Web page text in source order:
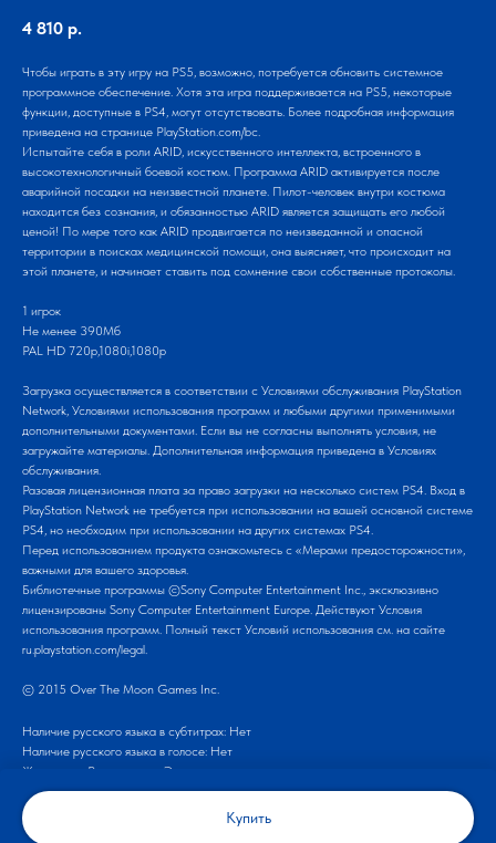
4 810 р.
Купить
Чтобы играть в эту игру на PS5, возможно, потребуется обновить системное
программное обеспечение. Хотя эта игра поддерживается на PS5, некоторые
функции, доступные в PS4, могут отсутствовать. Более подробная информация
приведена на странице PlayStation.com/bc.
Испытайте себя в роли ARID, искусственного интеллекта, встроенного в
высокотехнологичный боевой костюм. Программа ARID активируется после
аварийной посадки на неизвестной планете. Пилот-человек внутри костюма
находится без сознания, и обязанностью ARID является защищать его любой
ценой! По мере того как ARID продвигается по неизведанной и опасной
территории в поисках медицинской помощи, она выясняет, что происходит на
этой планете, и начинает ставить под сомнение свои собственные протоколы.
1 игрок
Не менее 390Мб
PAL HD 720p,1080i,1080p
Загрузка осуществляется в соответствии с Условиями обслуживания PlayStation
Network, Условиями использования программ и любыми другими применимыми
дополнительными документами. Если вы не согласны выполнять условия, не
загружайте материалы. Дополнительная информация приведена в Условиях
обслуживания.
Разовая лицензионная плата за право загрузки на несколько систем PS4. Вход в
PlayStation Network не требуется при использовании на вашей основной системе
PS4, но необходим при использовании на других системах PS4.
Перед использованием продукта ознакомьтесь с «Мерами предосторожности»,
важными для вашего здоровья.
Библиотечные программы ©Sony Computer Entertainment Inc., эксклюзивно
лицензированы Sony Computer Entertainment Europe. Действуют Условия
использования программ. Полный текст Условий использования см. на сайте
ru.playstation.com/legal.
© 2015 Over The Moon Games Inc.
Наличие русского языка в субтитрах: Нет
Наличие русского языка в голосе: Нет
Жанр игры: Ролевая игра, Экшен
Платформа: PS5